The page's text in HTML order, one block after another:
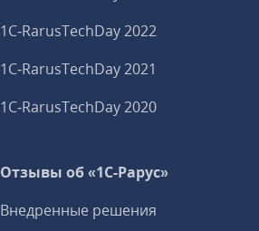
1C‑RarusTechDay 2022
1C‑RarusTechDay 2021
1C‑RarusTechDay 2020
Отзывы об «1С-Рарус»
Внедренные решения